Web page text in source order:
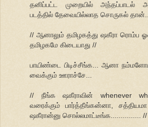
தனிப்பட்ட முறையில் அந்தப்பாடல்
படத்தில் தேவையில்லாத சொருகல்
// ஆனாலும் தமிழகத்து ஷகீரா ரொம்ப
தமிழகமே கிடையாது //
பாயிண்டை பிடிச்சீங்க... ஆனா
வைக்கும் ஊராச்சே...
// நீங்க ஷகீராவின் whenever
வரைக்கும் பார்த்தீங்கன்னா, சத்தியமா
ஷகீரான்னு சொல்லமாட்டீங்க............... //